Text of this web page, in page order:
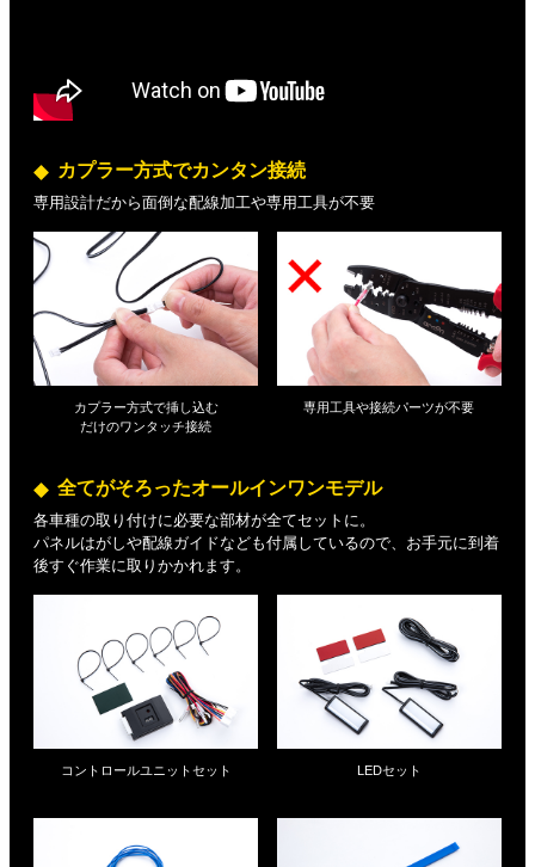
カプラー方式でカンタン接続
専用設計だから面倒な配線加工や専用工具が不要
カプラー方式で挿し込む
だけのワンタッチ接続
専用工具や接続パーツが不要
全てがそろったオールインワンモデル
各車種の取り付けに必要な部材が全てセットに。
パネルはがしや配線ガイドなども付属しているので、お手元に到着
後すぐ作業に取りかかれます。
コントロールユニットセット LEDセット